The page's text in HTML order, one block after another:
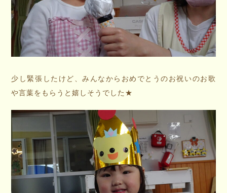
少し緊張したけど、みんなからおめでとうのお祝いのお歌
や言葉をもらうと嬉しそうでした★